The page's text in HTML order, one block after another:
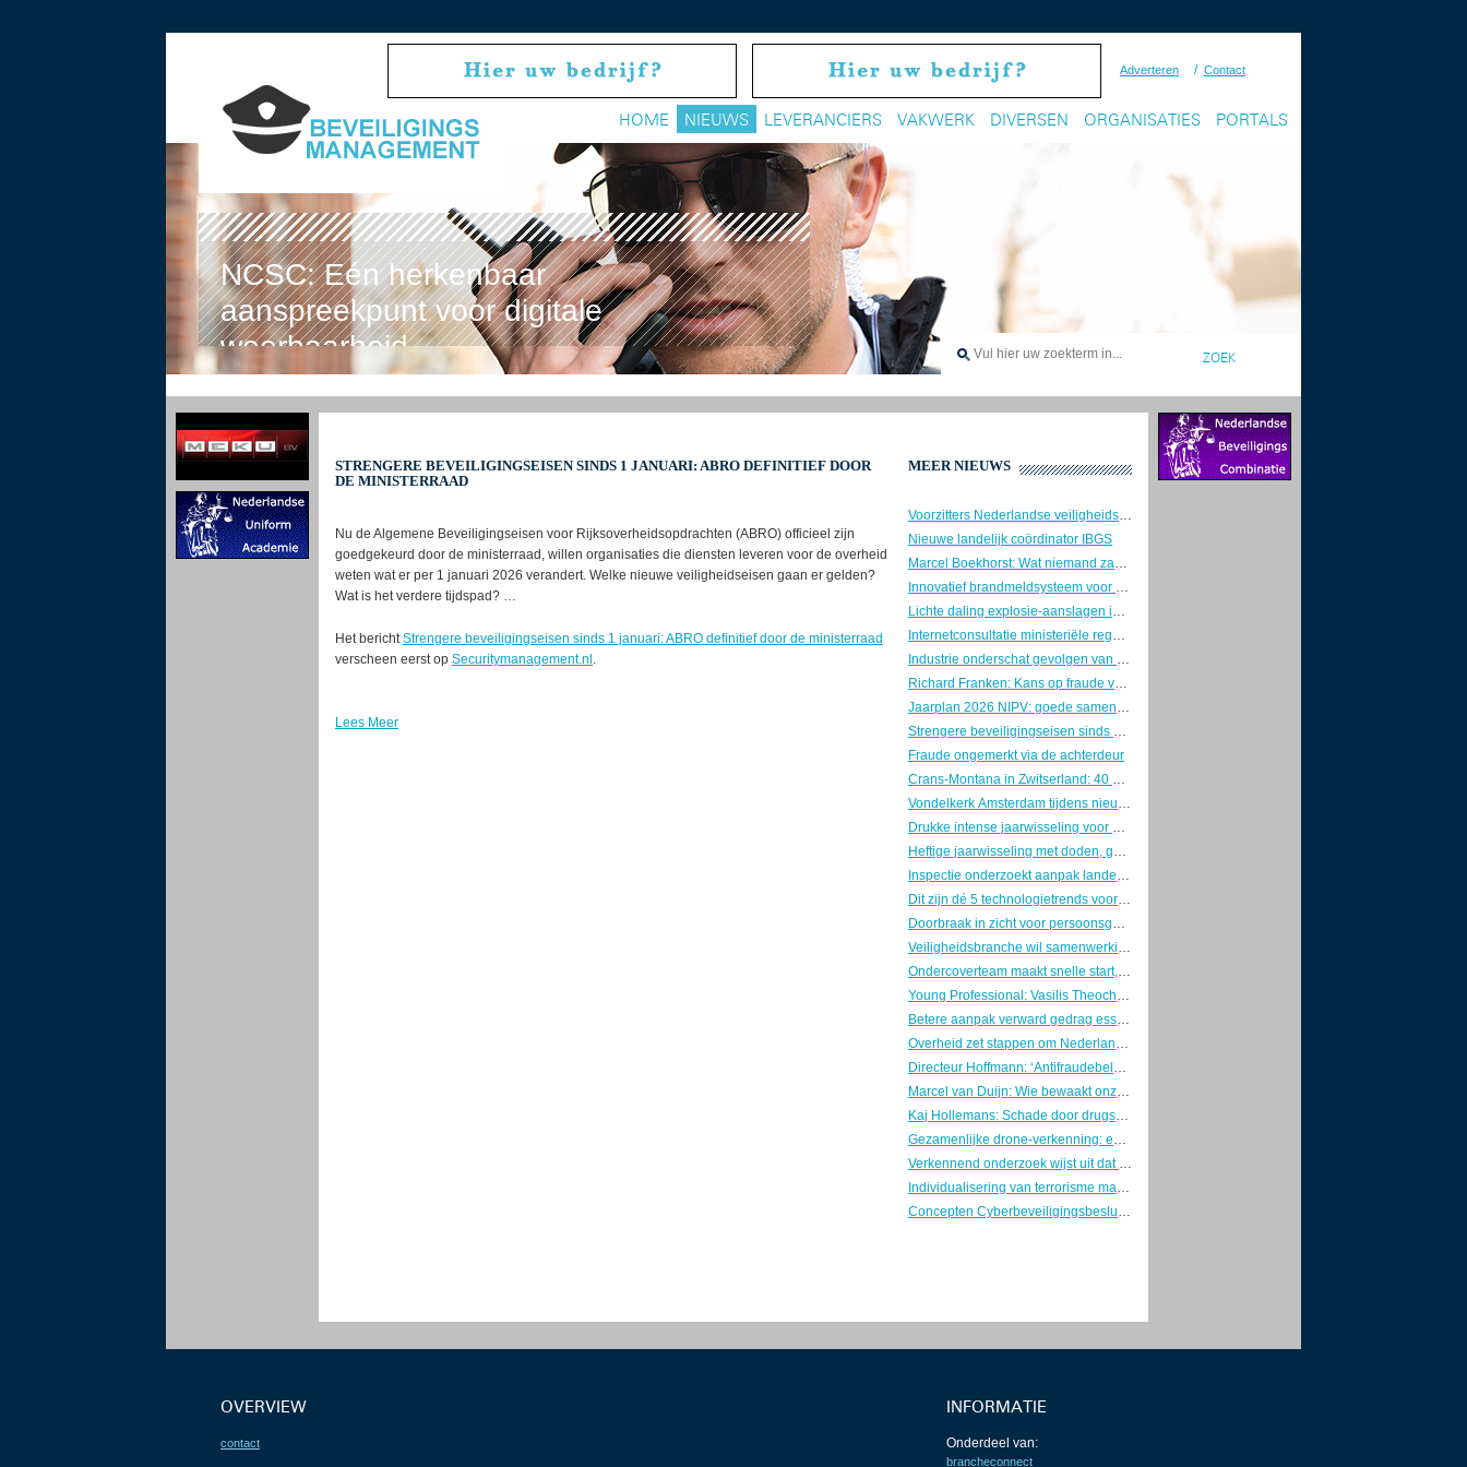
Adverteren / Contact
HOME NIEUWS LEVERANCIERS VAKWERK DIVERSEN ORGANISATIES PORTALS
NCSC: Eén herkenbaar
aanspreekpunt voor digitale
weerbaarheid
STRENGERE BEVEILIGINGSEISEN SINDS 1 JANUARI: ABRO DEFINITIEF DOOR
DE MINISTERRAAD
Nu de Algemene Beveiligingseisen voor Rijksoverheidsopdrachten (ABRO) officieel zijn
goedgekeurd door de ministerraad, willen organisaties die diensten leveren voor de overheid
weten wat er per 1 januari 2026 verandert. Welke nieuwe veiligheidseisen gaan er gelden?
Wat is het verdere tijdspad? …
Het berichtStrengere beveiligingseisen sinds 1 januari: ABRO definitief door de ministerraad
verscheen eerst op Securitymanagement.nl .
Lees Meer
MEER NIEUWS
Voorzitters Nederlandse veiligheidswereld pleiten voor brede aanpak van nationale veiligheid
Nieuwe landelijk coördinator IBGS
Marcel Boekhorst: Wat niemand zag, tot de controller kwam
Innovatief brandmeldsysteem voor een oud theater
Lichte daling explosie-aanslagen in 2025, maar zorgen blijven groot
Internetconsultatie ministeriële regelingen cyberwetgeving gesloten
Industrie onderschat gevolgen van OT-cyberaanvallen
Richard Franken: Kans op fraude verklein je door goed leiderschap
Jaarplan 2026 NIPV: goede samenwerking is van doorslaggevend belang
Strengere beveiligingseisen sinds 1 januari: ABRO definitief door de ministerraad
Fraude ongemerkt via de achterdeur
Crans-Montana in Zwitserland: 40 doden en 115 gewonden na uitslaande brand in bar
Vondelkerk Amsterdam tijdens nieuwjaarsnacht zwaar beschadigd door grote brand.
Drukke intense jaarwisseling voor de brandweer
Heftige jaarwisseling met doden, geweld en maximale politie-inzet
Inspectie onderzoekt aanpak landelijke crises door Rijk en veiligheidsregio’s
Dit zijn dé 5 technologietrends voor de beveiligingssector in 2026
Doorbraak in zicht voor persoonsgebonden beveiligingspas
Veiligheidsbranche wil samenwerking met politie op agenda Kamerdebat
Ondercoverteam maakt snelle start, maar kampt met groeipijn
Young Professional: Vasilis Theocharis
Betere aanpak verward gedrag essentieel voor veiligheid en risicobeheersing
Overheid zet stappen om Nederland weerbaar te maken
Directeur Hoffmann: ‘Antifraudebeleid begint met preventie’
Marcel van Duijn: Wie bewaakt onze DigiD? Tijd voor een Minister van Digitale Zaken
Kaj Hollemans: Schade door drugsgebruik voorkomen met verstandige keuzes
Gezamenlijke drone-verkenning: eerste stap naar één geïntegreerd luchtruimbeeld
Verkennend onderzoek wijst uit dat Nederlanders hun telefoon en fietsaccu veilig opladen
Individualisering van terrorisme maakt dreiging onvoorspelbaarder
Concepten Cyberbeveiligingsbesluit en Besluit weerbaarheid kritieke entiteiten naar de RvS
OVERVIEW
contact
INFORMATIE
Onderdeel van:
brancheconnect